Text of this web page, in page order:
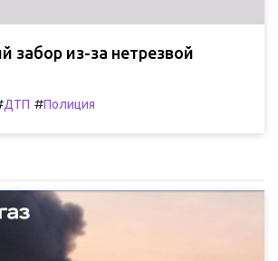
забор из-за нетрезвой
ДТП #Полиция